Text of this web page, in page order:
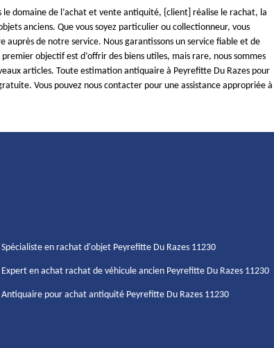
le domaine de l’achat et vente antiquité, {client] réalise le rachat, la
anciens. Que vous soyez particulier ou collectionneur, vous
auprès de notre service. Nous garantissons un service fiable et de
objectif est d’offrir des biens utiles, mais rare, nous sommes
articles. Toute estimation antiquaire à Peyrefitte Du Razes pour
Vous pouvez nous contacter pour une assistance appropriée à
Spécialiste en rachat d'objet Peyrefitte Du Razes 11230
Expert en achat rachat de véhicule ancien Peyrefitte Du Razes 11230
Antiquaire pour achat antiquité Peyrefitte Du Razes 11230